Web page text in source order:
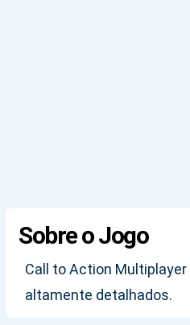
Sobre o Jogo
Call to Action
altamente detalhados.